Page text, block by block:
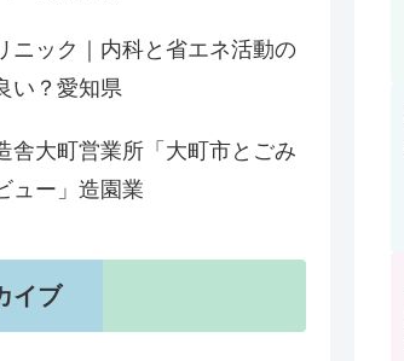
ニック｜内科と省エネ活動の
い？愛知県
舎大町営業所「大町市とごみ
ュー」造園業
イブ